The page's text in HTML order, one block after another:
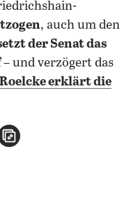
, auch um den
der Senat das
– und verzögert das
erklärt die
teilen
E-Mail teilen